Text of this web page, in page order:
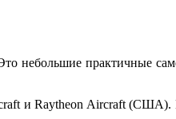
небольшие практичные
и Raytheon Aircraft